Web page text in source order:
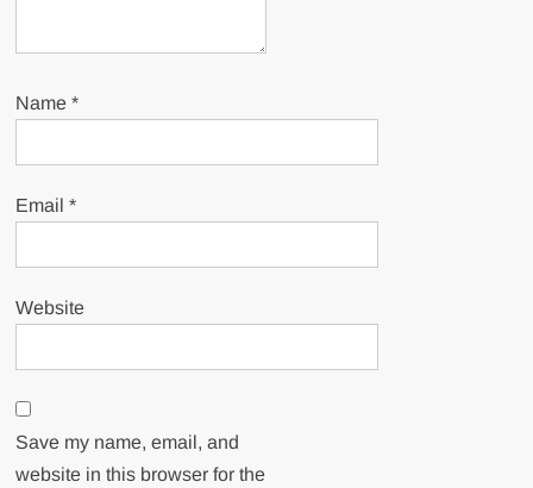
Name*
Email*
Website
Save my name, email, and
website in this browser for the